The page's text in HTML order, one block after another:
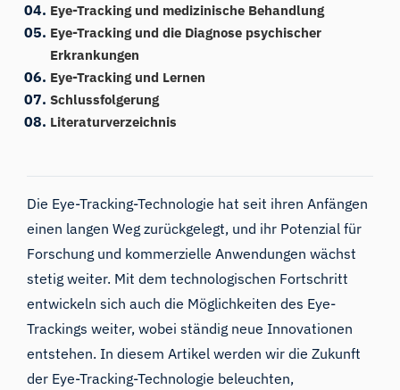
Eye-Tracking und medizinische Behandlung
Eye-Tracking und die Diagnose psychischer
Erkrankungen
Eye-Tracking und Lernen
Schlussfolgerung
Literaturverzeichnis
Die Eye-Tracking-Technologie hat seit ihren Anfängen
einen langen Weg zurückgelegt, und ihr Potenzial für
Forschung und kommerzielle Anwendungen wächst
stetig weiter. Mit dem technologischen Fortschritt
entwickeln sich auch die Möglichkeiten des Eye-
Trackings weiter, wobei ständig neue Innovationen
entstehen. In diesem Artikel werden wir die Zukunft
der Eye-Tracking-Technologie beleuchten,